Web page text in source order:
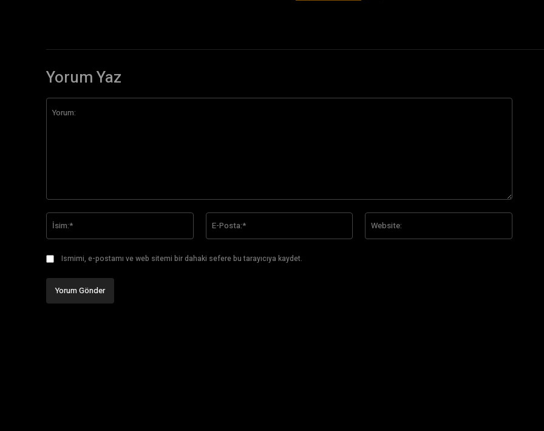
Yorum Yaz
Posta:*
Ismimi, e-postamı ve web sitemi bir dahaki sefere bu tarayıcıya kaydet.